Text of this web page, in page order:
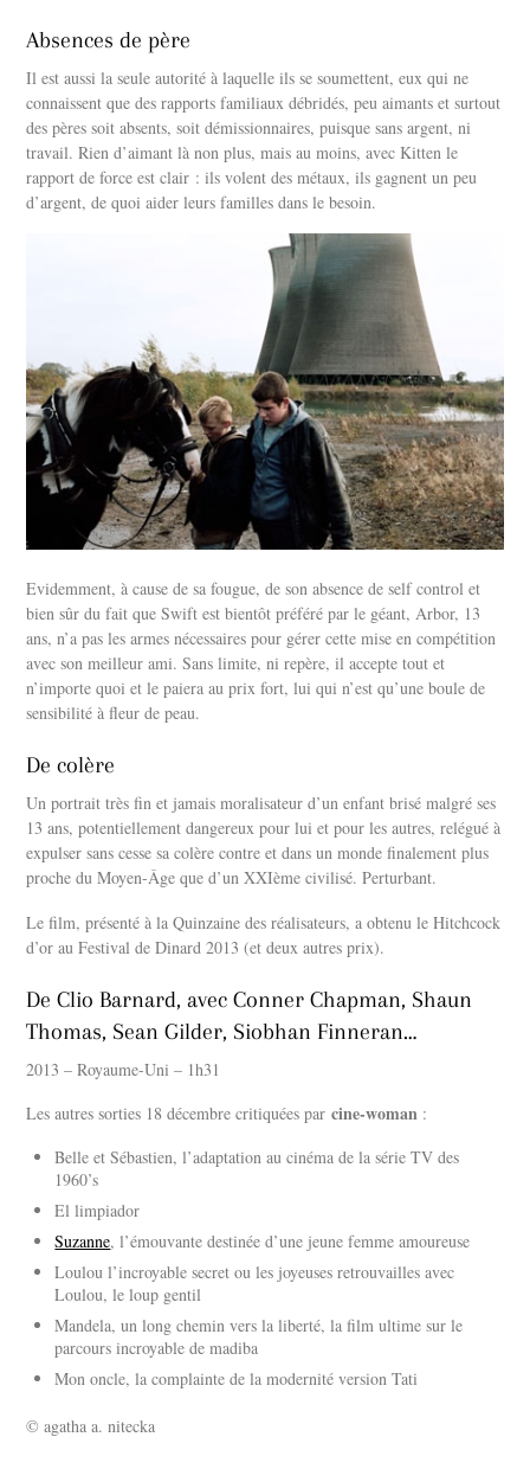
Absences de père
Il est aussi la seule autorité à laquelle ils se soumettent, eux qui ne
connaissent que des rapports familiaux débridés, peu aimants et surtout
des pères soit absents, soit démissionnaires, puisque sans argent, ni
travail. Rien d’aimant là non plus, mais au moins, avec Kitten le
rapport de force est clair : ils volent des métaux, ils gagnent un peu
d’argent, de quoi aider leurs familles dans le besoin.
Evidemment, à cause de sa fougue, de son absence de self control et
bien sûr du fait que Swift est bientôt préféré par le géant, Arbor, 13
ans, n’a pas les armes nécessaires pour gérer cette mise en compétition
avec son meilleur ami. Sans limite, ni repère, il accepte tout et
n’importe quoi et le paiera au prix fort, lui qui n’est qu’une boule de
sensibilité à fleur de peau.
De colère
Un portrait très fin et jamais moralisateur d’un enfant brisé malgré ses
13 ans, potentiellement dangereux pour lui et pour les autres, relégué à
expulser sans cesse sa colère contre et dans un monde finalement plus
proche du Moyen-Âge que d’un XXIème civilisé. Perturbant.
Le film, présenté à la Quinzaine des réalisateurs, a obtenu le Hitchcock
d’or au Festival de Dinard 2013 (et deux autres prix).
De Clio Barnard, avec Conner Chapman, Shaun
Thomas, Sean Gilder, Siobhan Finneran…
2013 – Royaume-Uni – 1h31
Les autres sorties 18 décembre critiquées parcine-woman :
Belle et Sébastien, l’adaptation au cinéma de la série TV des
1960’s
El limpiador
Suzanne, l’émouvante destinée d’une jeune femme amoureuse
Loulou l’incroyable secret ou les joyeuses retrouvailles avec
Loulou, le loup gentil
Mandela, un long chemin vers la liberté, la film ultime sur le
parcours incroyable de madiba
Mon oncle, la complainte de la modernité version Tati
© agatha a. nitecka